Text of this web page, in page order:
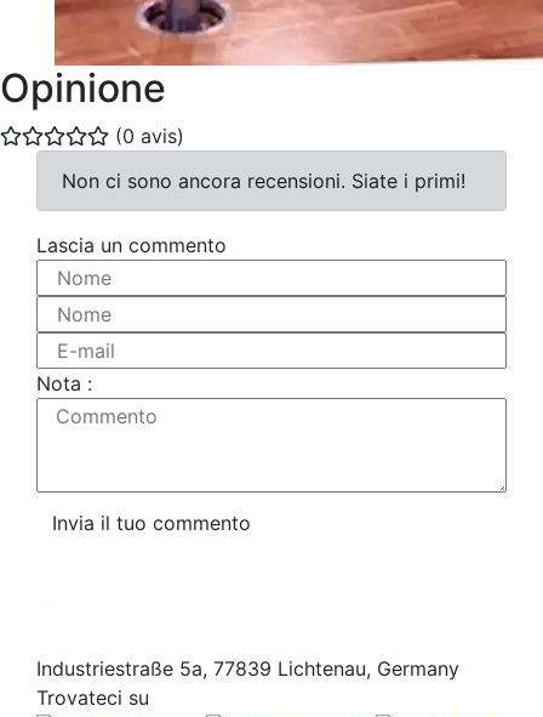
Opinione
(0 avis)
Non ci sono ancora recensioni. Siate i primi!
Lascia un commento
Nome
Nome
E-mail
Nota :
Commento
Invia il tuo commento
Industriestraße 5a, 77839 Lichtenau, Germany
Trovateci su